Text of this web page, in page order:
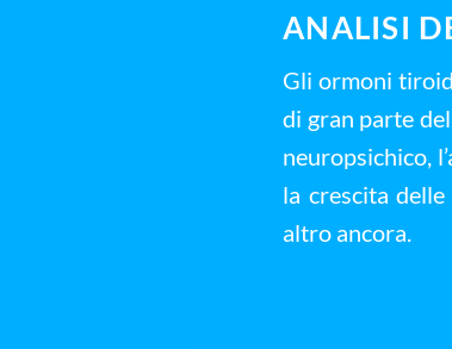
ANALISI
Gli ormoni
di gran parte
neuropsichico,
la crescita
altro ancora.